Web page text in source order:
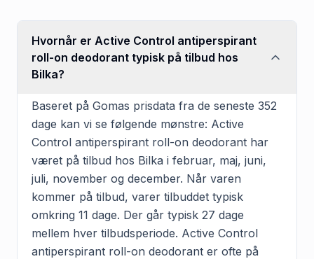
Hvornår er Active Control antiperspirant
roll-on deodorant typisk på tilbud hos
Bilka?
Baseret på Gomas prisdata fra de seneste 352
dage kan vi se følgende mønstre: Active
Control antiperspirant roll-on deodorant har
været på tilbud hos Bilka i februar, maj, juni,
juli, november og december. Når varen
kommer på tilbud, varer tilbuddet typisk
omkring 11 dage. Der går typisk 27 dage
mellem hver tilbudsperiode. Active Control
antiperspirant roll-on deodorant er ofte på